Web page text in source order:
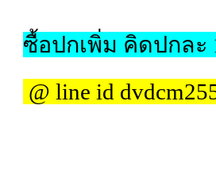
ซื้อปกเพิ่ม คิดปกละ
@ line id